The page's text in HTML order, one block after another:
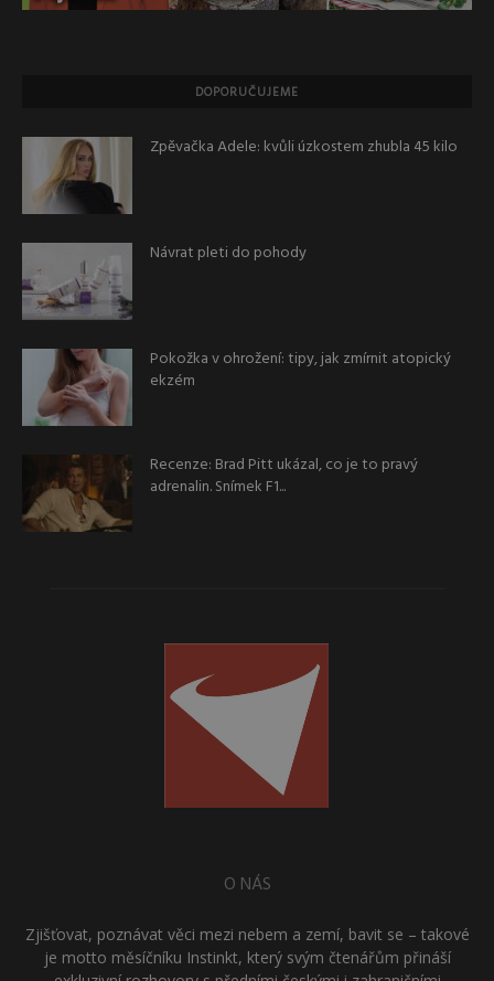
DOPORUČUJEME
Zpěvačka Adele: kvůli úzkostem zhubla 45 kilo
Návrat pleti do pohody
Pokožka v ohrožení: tipy, jak zmírnit atopický
ekzém
Recenze: Brad Pitt ukázal, co je to pravý
adrenalin. Snímek F1...
O NÁS
Zjišťovat, poznávat věci mezi nebem a zemí, bavit se – takové
je motto měsíčníku Instinkt, který svým čtenářům přináší